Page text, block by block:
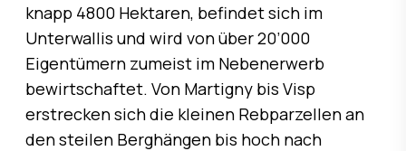
knapp 4800 Hektaren, befindet sich im
Unterwallis und wird von über 20’000
Eigentümern zumeist im Nebenerwerb
bewirtschaftet. Von Martigny bis Visp
erstrecken sich die kleinen Rebparzellen an
den steilen Berghängen bis hoch nach